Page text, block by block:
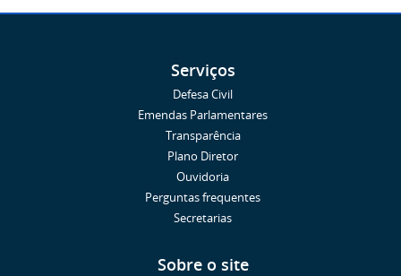
Serviços
Defesa Civil
Emendas Parlamentares
Transparência
Plano Diretor
Ouvidoria
Perguntas frequentes
Secretarias
Sobre o site